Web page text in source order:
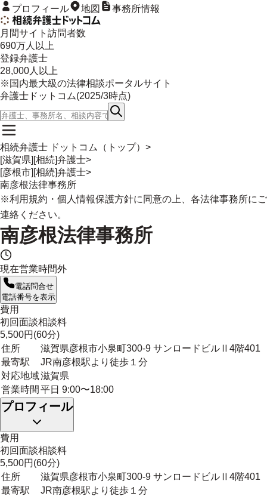
プロフィール 地図 事務所情報
月間サイト訪問者数
690万人以上
登録弁護士
28,000人以上
※国内最大級の法律相談ポータルサイト
弁護士ドットコム(2025/3時点)
相続弁護士 ドットコム（トップ） >
[滋賀県][相続]弁護士>
[彦根市][相続]弁護士>
南彦根法律事務所
※利用規約 ・ 個人情報保護方針に同意の上、各法律事務所にご
連絡ください。
南彦根法律事務所
現在営業時間外
電話問合せ
電話番号を表示
費用
初回面談相談料
5,500円(60分)
住所
滋賀県彦根市小泉町300-9 サンロードビルⅡ4階401
最寄駅
JR南彦根駅より徒歩１分
対応地域滋賀県
営業時間 平日 9:00〜18:00
プロフィール
費用
初回面談相談料
5,500円(60分)
住所
滋賀県彦根市小泉町300-9 サンロードビルⅡ4階401
最寄駅
JR南彦根駅より徒歩１分